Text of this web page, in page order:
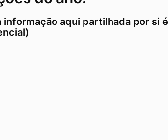
informação aqui partilhada por si é